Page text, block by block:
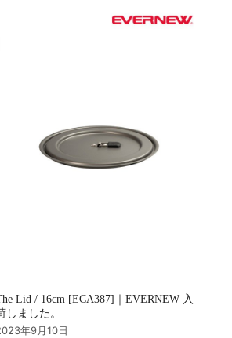
Lid / 16cm [ECA387]｜EVERNEW 入
しました。
年9月10日